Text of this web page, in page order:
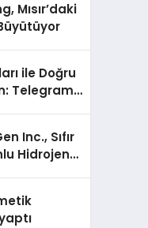
Mısır’daki
ile Doğru
Telegram
Inc., Sıfır
Hidrojen